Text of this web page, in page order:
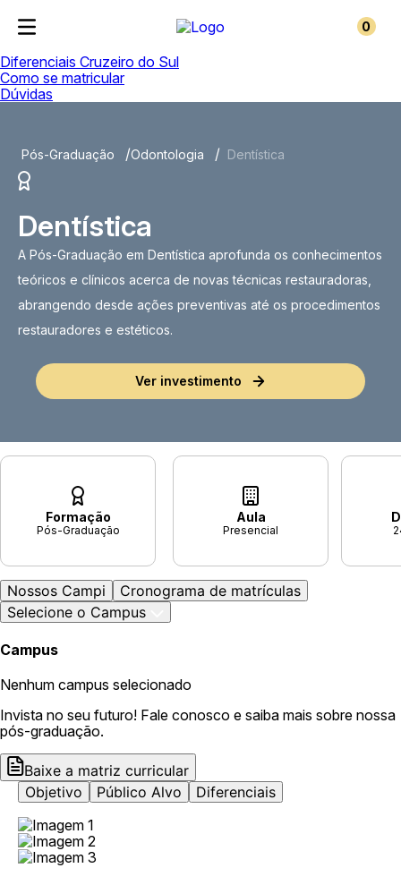
0
Diferenciais Cruzeiro do Sul
Como se matricular
Dúvidas
Pós-Graduação Odontologia Dentística
Dentística
A Pós-Graduação em Dentística aprofunda os conhecimentos
teóricos e clínicos acerca de novas técnicas restauradoras,
abrangendo desde ações preventivas até os procedimentos
restauradores e estéticos.
Ver investimento
Formação
Pós-Graduação
Aula
Presencial
Nossos Campi
Cronograma de matrículas
Selecione o Campus
Campus
Nenhum campus selecionado
Invista no seu futuro! Fale conosco e saiba mais sobre nossa
pós-graduação.
Baixe a matriz curricular
Objetivo
Público Alvo Diferenciais